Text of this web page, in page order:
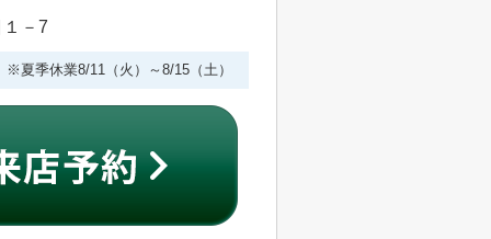
－7
夏季休業8/11（火）～8/15（土）